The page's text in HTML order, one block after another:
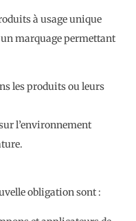
à usage unique
marquage permettant
les produits ou leurs
l’environnement
obligation sont :